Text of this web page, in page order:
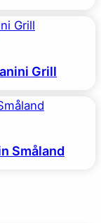
Grill
Småland